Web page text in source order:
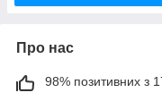
Про нас
98% позитивних з